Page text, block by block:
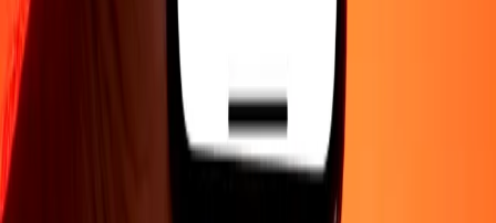
ΕΤΑΙΡΕΙΑ
Σχετικά με εμάς
Θέσεις εργασίαςΑσφάλεια
πράκτορας
ΥΠΟΣΤΗΡΙΞΗ
Πολιτική απορρήτου
Ειδοποίηση για cookiesΌροι και
Κέντρο βοήθειας